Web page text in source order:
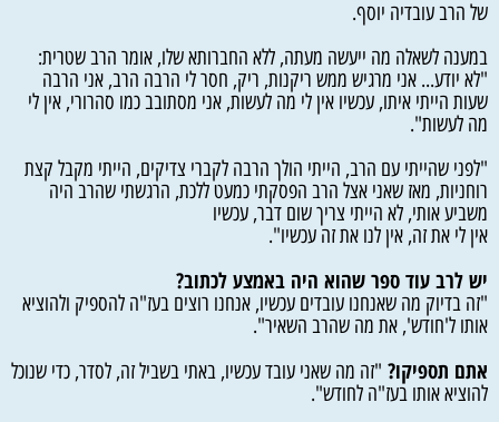
של הרב עובדיה יוסף.
במענה לשאלה מה ייעשה מעתה, ללא החברותא שלו, אומר הרב שטרית:
"לא יודע... אני מרגיש ממש ריקנות, ריק, חסר לי הרבה הרב, אני הרבה
שעות הייתי איתו, עכשיו אין לי מה לעשות, אני מסתובב כמו סהרורי, אין לי
מה לעשות".
"לפני שהייתי עם הרב, הייתי הולך הרבה לקברי צדיקים, הייתי מקבל קצת
רוחניות, מאז שאני אצל הרב הפסקתי כמעט ללכת, הרגשתי שהרב היה
משביע אותי, לא הייתי צריך שום דבר, עכשיו
אין לי את זה, אין לנו את זה עכשיו".
יש לרב עוד ספר שהוא היה באמצע לכתוב?
"זה בדיוק מה שאנחנו עובדים עכשיו, אנחנו רוצים בעז"ה להספיק ולהוציא
אותו ל'חודש', את מה שהרב השאיר".
אתם תספיקו? "זה מה שאני עובד עכשיו, באתי בשביל זה, לסדר, כדי שנוכל
להוציא אותו בעז"ה לחודש".